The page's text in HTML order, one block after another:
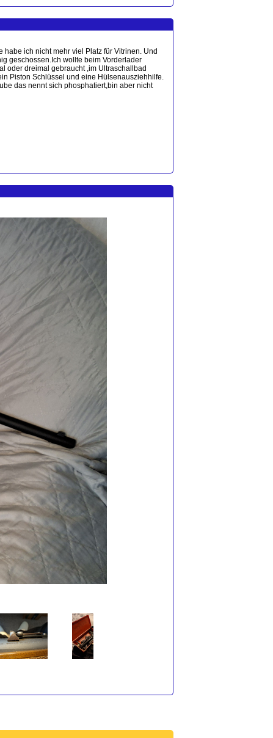
ich nicht mehr viel Platz für Vitrinen. Und
geschossen.Ich wollte beim Vorderlader
oder dreimal gebraucht ,im Ultraschallbad
Piston Schlüssel und eine Hülsenausziehhilfe.
das nennt sich phosphatiert,bin aber nicht